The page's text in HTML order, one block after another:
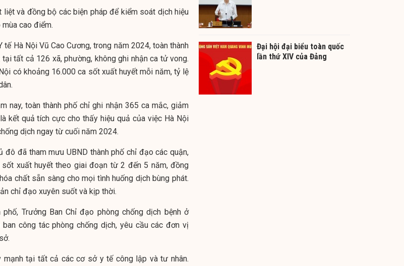
liệt và đồng bộ các biện pháp để kiểm soát dịch hiệu
cao điểm.
Hà Nội Vũ Cao Cương, trong năm 2024, toàn thành
tất cả 126 xã, phường, không ghi nhận ca tử vong.
có khoảng 16.000 ca sốt xuất huyết mỗi năm, tỷ lệ
nay, toàn thành phố chỉ ghi nhận 365 ca mắc, giảm
kết quả tích cực cho thấy hiệu quả của việc Hà Nội
dịch ngay từ cuối năm 2024.
đô đã tham mưu UBND thành phố chỉ đạo các quận,
sốt xuất huyết theo giai đoạn từ 2 đến 5 năm, đồng
chất sẵn sàng cho mọi tình huống dịch bùng phát.
chỉ đạo xuyên suốt và kịp thời.
Trưởng Ban Chỉ đạo phòng chống dịch bệnh ở
công tác phòng chống dịch, yêu cầu các đơn vị
tại tất cả các cơ sở y tế công lập và tư nhân.
Đại hội đại biểu toàn quốc
lần thứ XIV của Đảng